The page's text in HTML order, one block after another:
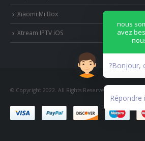
Xiaomi Mi Box
Xtream IPTV iOS
© Copyright 2022. All Rights Reserved.
nous
avez
?Bonjour,